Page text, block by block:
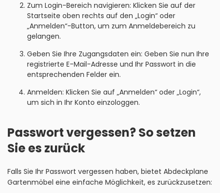
Zum Login-Bereich navigieren: Klicken Sie auf der
Startseite oben rechts auf den „Login“ oder
„Anmelden“-Button, um zum Anmeldebereich zu
gelangen.
Geben Sie Ihre Zugangsdaten ein: Geben Sie nun Ihre
registrierte E-Mail-Adresse und Ihr Passwort in die
entsprechenden Felder ein.
Anmelden: Klicken Sie auf „Anmelden“ oder „Login“,
um sich in Ihr Konto einzologgen.
Passwort vergessen? So setzen
Sie es zurück
Falls Sie Ihr Passwort vergessen haben, bietet Abdeckplane
Gartenmöbel eine einfache Möglichkeit, es zurückzusetzen: